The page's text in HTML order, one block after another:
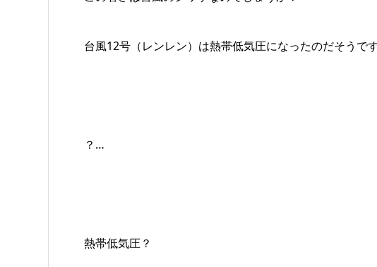
台風12号（レンレン）は熱帯低気圧になったのだそうで
？…
熱帯低気圧？